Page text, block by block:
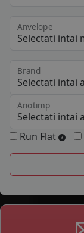
Anvelope
Brand
Anotimp
Run Flat